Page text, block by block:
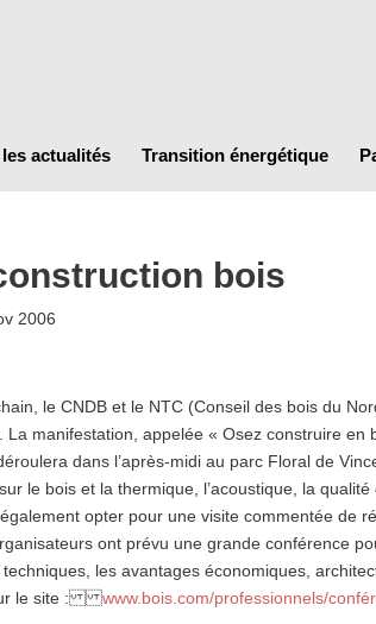
actualités Transition énergétique
bois
2006
le CNDB et le NTC (Conseil des bois du
La manifestation, appelée « Osez construire en
dans l’après-midi au parc Floral de
le bois et la thermique, l’acoustique, la
opter pour une visite commentée de
ont prévu une grande conférence
les avantages économiques,
le site :www.bois.com/professionnels/